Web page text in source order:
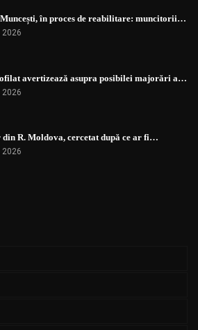
Muncești, în proces de reabilitare: muncitorii…
avertizează asupra posibilei majorări a…
din R. Moldova, cercetat după ce ar fi…